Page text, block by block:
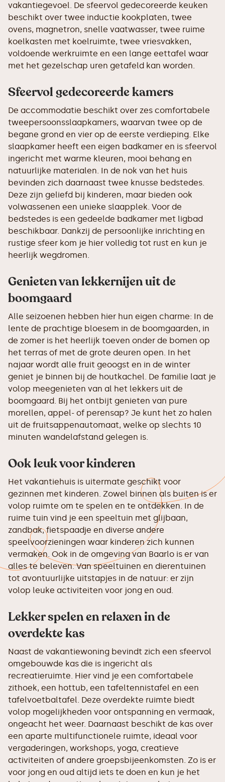
vakantiegevoel. De sfeervol gedecoreerde keuken
beschikt over twee inductie kookplaten, twee
ovens, magnetron, snelle vaatwasser, twee ruime
koelkasten met koelruimte, twee vriesvakken,
voldoende werkruimte en een lange eettafel waar
met het gezelschap uren getafeld kan worden.
Sfeervol gedecoreerde kamers
De accommodatie beschikt over zes comfortabele
tweepersoonsslaapkamers, waarvan twee op de
begane grond en vier op de eerste verdieping. Elke
slaapkamer heeft een eigen badkamer en is sfeervol
ingericht met warme kleuren, mooi behang en
natuurlijke materialen. In de nok van het huis
bevinden zich daarnaast twee knusse bedstedes.
Deze zijn geliefd bij kinderen, maar bieden ook
volwassenen een unieke slaapplek. Voor de
bedstedes is een gedeelde badkamer met ligbad
beschikbaar. Dankzij de persoonlijke inrichting en
rustige sfeer kom je hier volledig tot rust en kun je
heerlijk wegdromen.
Genieten van lekkernijen uit de
boomgaard
Alle seizoenen hebben hier hun eigen charme: In de
lente de prachtige bloesem in de boomgaarden, in
de zomer is het heerlijk toeven onder de bomen op
het terras of met de grote deuren open. In het
najaar wordt alle fruit geoogst en in de winter
geniet je binnen bij de houtkachel. De familie laat je
volop meegenieten van al het lekkers uit de
boomgaard. Bij het ontbijt genieten van pure
morellen, appel- of perensap? Je kunt het zo halen
uit de fruitsappenautomaat, welke op slechts 10
minuten wandelafstand gelegen is.
Ook leuk voor kinderen
Het vakantiehuis is uitermate geschikt voor
gezinnen met kinderen. Zowel binnen als buiten is er
volop ruimte om te spelen en te ontdekken. In de
ruime tuin vind je een speeltuin met glijbaan,
zandbak, fietspaadje en diverse andere
speelvoorzieningen waar kinderen zich kunnen
vermaken. Ook in de omgeving van Baarlo is er van
alles te beleven. Van speeltuinen en dierentuinen
tot avontuurlijke uitstapjes in de natuur: er zijn
volop leuke activiteiten voor jong en oud.
Lekker spelen en relaxen in de
overdekte kas
Naast de vakantiewoning bevindt zich een sfeervol
omgebouwde kas die is ingericht als
recreatieruimte. Hier vind je een comfortabele
zithoek, een hottub, een tafeltennistafel en een
tafelvoetbaltafel. Deze overdekte ruimte biedt
volop mogelijkheden voor ontspanning en vermaak,
ongeacht het weer. Daarnaast beschikt de kas over
een aparte multifunctionele ruimte, ideaal voor
vergaderingen, workshops, yoga, creatieve
activiteiten of andere groepsbijeenkomsten. Zo is er
voor jong en oud altijd iets te doen en kun je het